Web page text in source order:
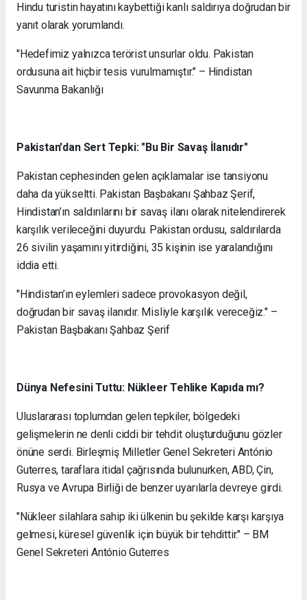
Hindu turistin hayatını kaybettiği kanlı saldırıya doğrudan bir
yanıt olarak yorumlandı.
"Hedefimiz yalnızca terörist unsurlar oldu. Pakistan
ordusuna ait hiçbir tesis vurulmamıştır." – Hindistan
Savunma Bakanlığı
Pakistan'dan Sert Tepki: "Bu Bir Savaş İlanıdır"
Pakistan cephesinden gelen açıklamalar ise tansiyonu
daha da yükseltti. Pakistan Başbakanı Şahbaz Şerif,
Hindistan’ın saldırılarını bir savaş ilanı olarak nitelendirerek
karşılık verileceğini duyurdu. Pakistan ordusu, saldırılarda
26 sivilin yaşamını yitirdiğini, 35 kişinin ise yaralandığını
iddia etti.
"Hindistan’ın eylemleri sadece provokasyon değil,
doğrudan bir savaş ilanıdır. Misliyle karşılık vereceğiz." –
Pakistan Başbakanı Şahbaz Şerif
Dünya Nefesini Tuttu: Nükleer Tehlike Kapıda mı?
Uluslararası toplumdan gelen tepkiler, bölgedeki
gelişmelerin ne denli ciddi bir tehdit oluşturduğunu gözler
önüne serdi. Birleşmiş Milletler Genel Sekreteri António
Guterres, taraflara itidal çağrısında bulunurken, ABD, Çin,
Rusya ve Avrupa Birliği de benzer uyarılarla devreye girdi.
"Nükleer silahlara sahip iki ülkenin bu şekilde karşı karşıya
gelmesi, küresel güvenlik için büyük bir tehdittir." – BM
Genel Sekreteri António Guterres